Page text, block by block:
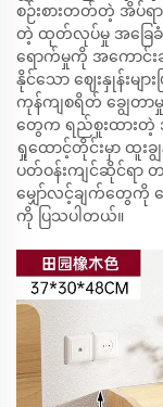
စဉ်းစားတတ်တဲ့ အိပ်ရာ
တဲ့ ထုတ်လုပ်မှု အခြေခံ
ရောက်မှုကို အကောင်းဆုံ
နိုင်သော ဈေးနှုန်းမျ
ကုန်ကျစရိတ် ချွေတာမှု
တွေက ရည်စူးထားတဲ့
ရှုထောင့်တိုင်းမှာ ထူးခ
ပတ်ဝန်းကျင်ဆိုင်ရာ
မျှော်လင့်ချက်တွေကို
ကို ပြသပါတယ်။